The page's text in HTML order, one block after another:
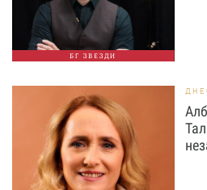
БГ ЗВЕЗДИ